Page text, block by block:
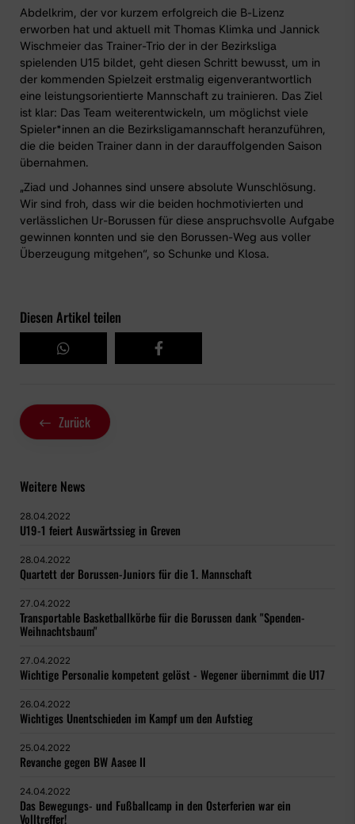
Abdelkrim, der vor kurzem erfolgreich die B-Lizenz
erworben hat und aktuell mit Thomas Klimka und Jannick
Wischmeier das Trainer-Trio der in der Bezirksliga
spielenden U15 bildet, geht diesen Schritt bewusst, um in
der kommenden Spielzeit erstmalig eigenverantwortlich
eine leistungsorientierte Mannschaft zu trainieren. Das Ziel
ist klar: Das Team weiterentwickeln, um möglichst viele
Spieler*innen an die Bezirksligamannschaft heranzuführen,
die die beiden Trainer dann in der darauffolgenden Saison
übernahmen.
„Ziad und Johannes sind unsere absolute Wunschlösung.
Wir sind froh, dass wir die beiden hochmotivierten und
verlässlichen Ur-Borussen für diese anspruchsvolle Aufgabe
gewinnen konnten und sie den Borussen-Weg aus voller
Überzeugung mitgehen“, so Schunke und Klosa.
Diesen Artikel teilen
Zurück
Weitere News
28.04.2022
U19-1 feiert Auswärtssieg in Greven
28.04.2022
Quartett der Borussen-Juniors für die 1. Mannschaft
27.04.2022
Transportable Basketballkörbe für die Borussen dank "Spenden-
Weihnachtsbaum"
27.04.2022
Wichtige Personalie kompetent gelöst - Wegener übernimmt die U17
26.04.2022
Wichtiges Unentschieden im Kampf um den Aufstieg
25.04.2022
Revanche gegen BW Aasee II
24.04.2022
Das Bewegungs- und Fußballcamp in den Osterferien war ein
Volltreffer!